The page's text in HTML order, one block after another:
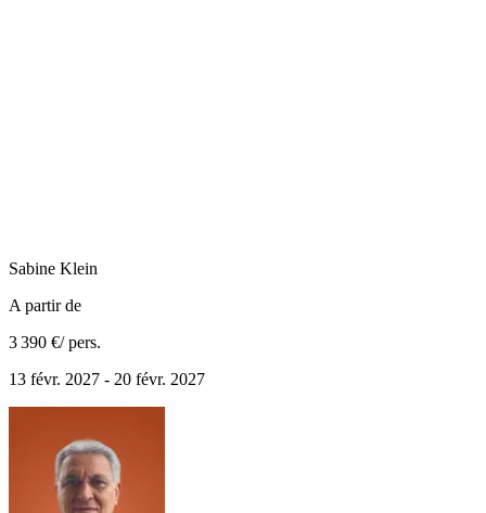
Sabine Klein
A partir de
3 390 €/ pers.
13 févr. 2027 - 20 févr. 2027